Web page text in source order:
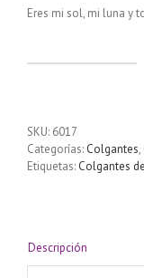
Eres mi sol, mi luna y
piezas
cantidad
SKU: 6017
Categorías: Colgantes,
Etiquetas: Colgantes
Descripción